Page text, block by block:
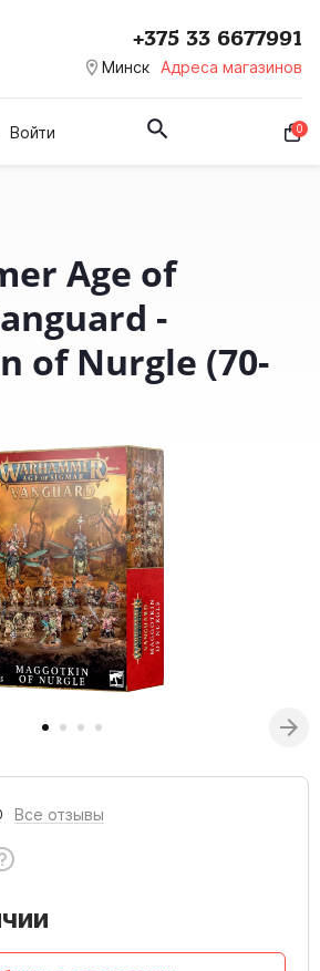
room Минск Адреса магазинов
+375 33 6677991
Войти 0
Age of
-
of Nurgle (70-
Все отзывы